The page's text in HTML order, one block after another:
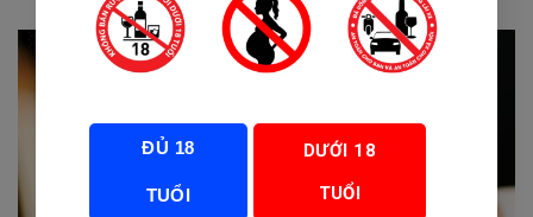
ĐỦ 18
TUỔI
DƯỚI 18
TUỔI